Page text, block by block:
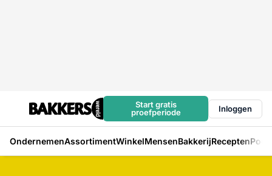
Start gratis
proefperiode
Inloggen
OndernemenAssortimentWinkelMensenBakkerijRecepten